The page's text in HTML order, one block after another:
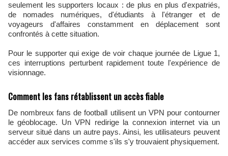
seulement les supporters locaux : de plus en plus d'expatriés,
de nomades numériques, d'étudiants à l'étranger et de
voyageurs d'affaires constamment en déplacement sont
confrontés à cette situation.
Pour le supporter qui exige de voir chaque journée de Ligue 1,
ces interruptions perturbent rapidement toute l'expérience de
visionnage.
Comment les fans rétablissent un accès fiable
De nombreux fans de football utilisent un VPN pour contourner
le géoblocage. Un VPN redirige la connexion internet via un
serveur situé dans un autre pays. Ainsi, les utilisateurs peuvent
accéder aux services comme s'ils s'y trouvaient physiquement.